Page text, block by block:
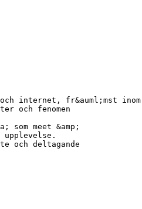
internet, fr&auml;mst inom
och fenomen
meet &amp;
upplevelse.
och deltagande